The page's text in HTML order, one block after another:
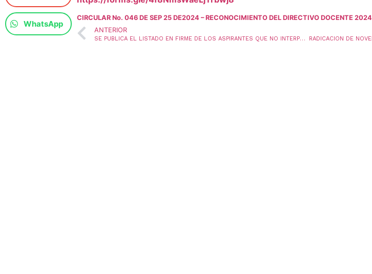
WhatsApp
CIRCULAR No. 046 DE SEP 25 DE2024 – RECONOCIMIENTO DEL DIRECTIVO DOCENTE 2024
ANTERIOR
SE PUBLICA EL LISTADO EN FIRME DE LOS ASPIRANTES QUE NO INTERPUSIERON RECLAMACIÓN, FRENTE A LOS RESULTADOS DEL CONCURSO DE ASCENSO